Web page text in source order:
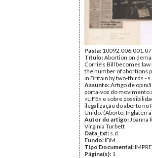
Pasta:
Título:Abortion on
Corrie's Bill becomes law
the number of abortions
in Britain by two-thirds -
Assunto:Artigo de
porta-voz do movimento
«LIFE» e sobre
ilegalização do aborto no
Unido. (Aborto,
Autor do artigo:Joanna
Virginia Turbett
Data_txt: s.d.
Fundo:IDM
Tipo Documental:
Página(s): 1